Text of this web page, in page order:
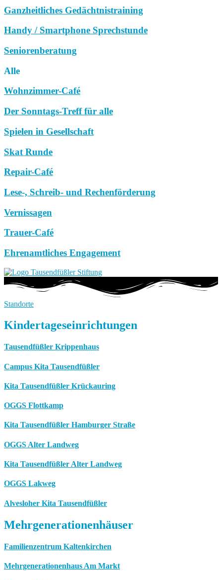
Ganzheitliches Gedächtnistraining
Handy / Smartphone Sprechstunde
Seniorenberatung
Alle
Wohnzimmer-Café
Der Sonntags-Treff für alle
Spielen in Gesellschaft
Skat Runde
Repair-Café
Lese-, Schreib- und Rechenförderung
Vernissagen
Trauer-Café
Ehrenamtliches Engagement
Standorte
Kindertageseinrichtungen
Tausendfüßler Krippenhaus
Campus Kita Tausendfüßler
Kita Tausendfüßler Krückauring
OGGS Flottkamp
Kita Tausendfüßler Hamburger Straße
OGGS Alter Landweg
Kita Tausendfüßler Alter Landweg
OGGS Lakweg
Alvesloher Kita Tausendfüßler
Mehrgenerationenhäuser
Familienzentrum Kaltenkirchen
Mehrgenerationenhaus Am Markt